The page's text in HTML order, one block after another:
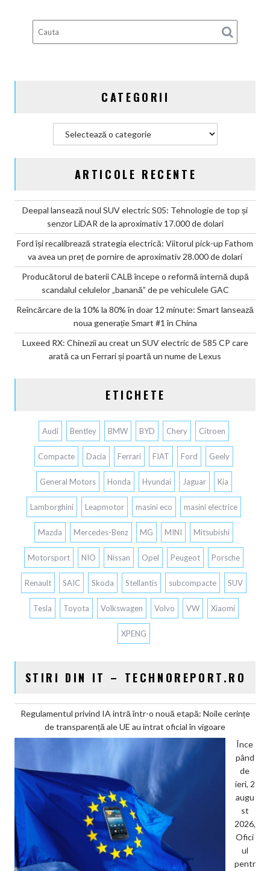
scandalul
celulelor
CATEGORII
ARTICOLE RECENTE
Deepal lansează noul SUV electric S05: Tehnologie de top și
senzor LiDAR de la aproximativ 17.000 de dolari
Ford își recalibrează strategia electrică: Viitorul pick-up Fathom
va avea un preț de pornire de aproximativ 28.000 de dolari
Producătorul de baterii CALB începe o reformă internă după
scandalul celulelor „banană” de pe vehiculele GAC
Reîncărcare de la 10% la 80% în doar 12 minute: Smart lansează
noua generație Smart #1 în China
Luxeed RX: Chinezii au creat un SUV electric de 585 CP care
arată ca un Ferrari și poartă un nume de Lexus
ETICHETE
Audi Bentley BMW BYD Chery Citroen
Compacte Dacia Ferrari FIAT Ford Geely
General Motors Honda Hyundai Jaguar Kia
Lamborghini Leapmotor masini eco masini electrice
Mazda Mercedes-Benz MG MINI Mitsubishi
Motorsport NIO Nissan Opel Peugeot Porsche
Renault SAIC Skoda Stellantis subcompacte SUV
Tesla Toyota Volkswagen Volvo VW Xiaomi
XPENG
STIRI DIN IT – TECHNOREPORT.RO
Regulamentul privind IA intră într-o nouă etapă: Noile cerințe
de transparență ale UE au intrat oficial în vigoare
Înce
pând
de
ieri, 2
augu
st
2026,
Ofici
ul
pentr